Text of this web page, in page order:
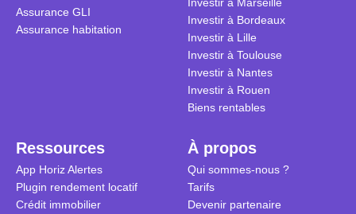
Assurance GLI
Assurance habitation
Investir à Bordeaux
Investir à Lille
Investir à Toulouse
Investir à Nantes
Investir à Rouen
Biens rentables
Ressources
App Horiz Alertes
Plugin rendement locatif
Crédit immobilier
À propos
Qui sommes-nous ?
Tarifs
Devenir partenaire